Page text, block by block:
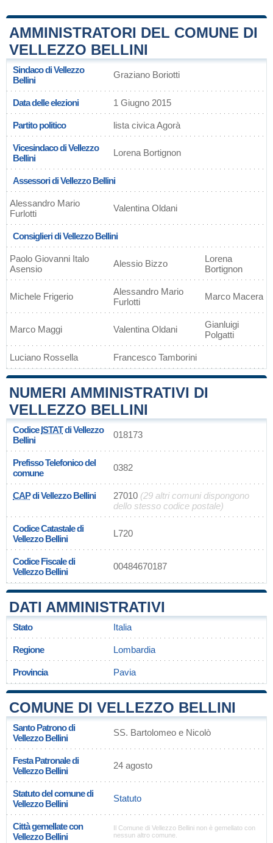
AMMINISTRATORI DEL COMUNE DI
VELLEZZO BELLINI
Sindaco di Vellezzo
Bellini
Graziano Boriotti
Data delle elezioni 1 Giugno 2015
Partito politico lista civica Agorà
Vicesindaco di Vellezzo
Bellini
Lorena Bortignon
Assessori di Vellezzo Bellini
Alessandro Mario
Furlotti
Valentina Oldani
Consiglieri di Vellezzo Bellini
Paolo Giovanni Italo
Asensio
Alessio Bizzo
Lorena
Bortignon
Michele Frigerio
Alessandro Mario
Furlotti
Marco Macera
Marco Maggi Valentina Oldani
Gianluigi
Polgatti
Luciano Rossella Francesco Tamborini
NUMERI AMMINISTRATIVI DI
VELLEZZO BELLINI
CodiceISTATdi Vellezzo
Bellini
018173
Prefisso Telefonico del
comune
0382
CAPdi Vellezzo Bellini 27010 (29 altri comuni dispongono
dello stesso codice postale)
Codice Catastale di
Vellezzo Bellini
L720
Codice Fiscale di
Vellezzo Bellini
00484670187
DATI AMMINISTRATIVI
Stato Italia
Regione Lombardia
Provincia Pavia
COMUNE DI VELLEZZO BELLINI
Santo Patrono di
Vellezzo Bellini
SS. Bartolomeo e Nicolò
Festa Patronale di
Vellezzo Bellini
24 agosto
Statuto del comune di
Vellezzo Bellini
Statuto
Città gemellate con
Vellezzo Bellini
Il Comune di Vellezzo Bellini non è gemellato con
nessun altro comune.